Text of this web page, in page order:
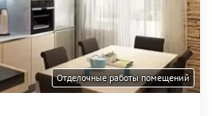
Отделочные работы помещений